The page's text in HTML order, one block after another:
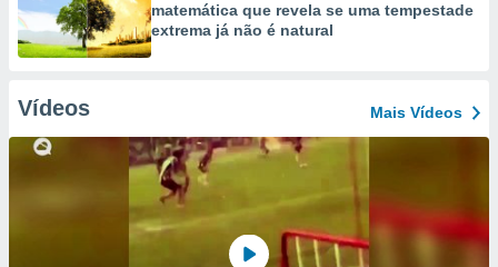
matemática que revela se uma tempestade
extrema já não é natural
Vídeos Mais Vídeos